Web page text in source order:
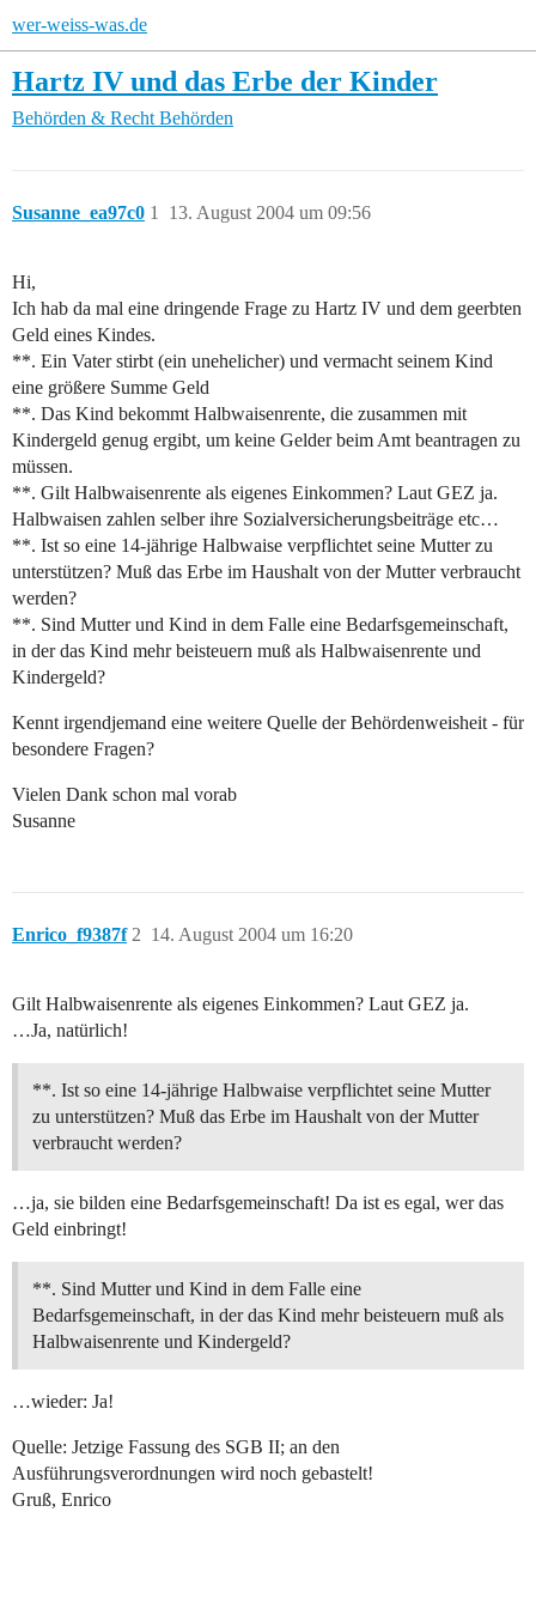
wer-weiss-was.de
Hartz IV und das Erbe der Kinder
Behörden & Recht Behörden
Susanne_ea97c0 13. August 2004 um 09:56
1
Hi,
Ich hab da mal eine dringende Frage zu Hartz IV und dem geerbten
Geld eines Kindes.
**. Ein Vater stirbt (ein unehelicher) und vermacht seinem Kind
eine größere Summe Geld
**. Das Kind bekommt Halbwaisenrente, die zusammen mit
Kindergeld genug ergibt, um keine Gelder beim Amt beantragen zu
müssen.
**. Gilt Halbwaisenrente als eigenes Einkommen? Laut GEZ ja.
Halbwaisen zahlen selber ihre Sozialversicherungsbeiträge etc…
**. Ist so eine 14-jährige Halbwaise verpflichtet seine Mutter zu
unterstützen? Muß das Erbe im Haushalt von der Mutter verbraucht
werden?
**. Sind Mutter und Kind in dem Falle eine Bedarfsgemeinschaft,
in der das Kind mehr beisteuern muß als Halbwaisenrente und
Kindergeld?
Kennt irgendjemand eine weitere Quelle der Behördenweisheit - für
besondere Fragen?
Vielen Dank schon mal vorab
Susanne
Enrico_f9387f 14. August 2004 um 16:20
2
Gilt Halbwaisenrente als eigenes Einkommen? Laut GEZ ja.
…Ja, natürlich!
**. Ist so eine 14-jährige Halbwaise verpflichtet seine Mutter
zu unterstützen? Muß das Erbe im Haushalt von der Mutter
verbraucht werden?
…ja, sie bilden eine Bedarfsgemeinschaft! Da ist es egal, wer das
Geld einbringt!
**. Sind Mutter und Kind in dem Falle eine
Bedarfsgemeinschaft, in der das Kind mehr beisteuern muß als
Halbwaisenrente und Kindergeld?
…wieder: Ja!
Quelle: Jetzige Fassung des SGB II; an den
Ausführungsverordnungen wird noch gebastelt!
Gruß, Enrico